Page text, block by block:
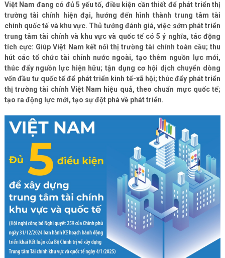
Việt Nam đang có đủ 5 yếu tố, điều kiện cần thiết để phát triển thị
trường tài chính hiện đại, hướng đến hình thành trung tâm tài
chính quốc tế và khu vực. Thủ tướng đánh giá, việc sớm phát triển
trung tâm tài chính và khu vực và quốc tế có 5 ý nghĩa, tác động
tích cực: Giúp Việt Nam kết nối thị trường tài chính toàn cầu; thu
hút các tổ chức tài chính nước ngoài, tạo thêm nguồn lực mới,
thúc đẩy nguồn lực hiện hữu; tận dụng cơ hội dịch chuyển dòng
vốn đầu tư quốc tế để phát triển kinh tế-xã hội; thúc đẩy phát triển
thị trường tài chính Việt Nam hiệu quả, theo chuẩn mực quốc tế;
tạo ra động lực mới, tạo sự đột phá về phát triển.